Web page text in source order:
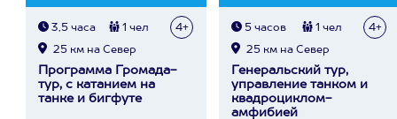
3,5 часа 1 чел 4+
25 км на Север
Программа Громада-
тур, с катанием на
танке и бигфуте
5 часов 1 чел 4+
25 км на Север
Генеральский тур,
управление танком и
квадроциклом-
амфибией